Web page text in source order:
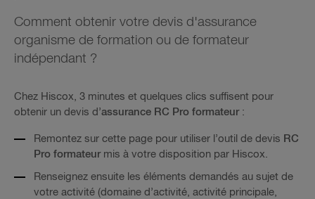
Comment obtenir votre devis d'assurance
organisme de formation ou de formateur
indépendant ?
Chez Hiscox, 3 minutes et quelques clics suffisent pour
obtenir un devis d’assurance RC Pro formateur:
Remontez sur cette page pour utiliser l’outil de devis RC
Pro formateurmis à votre disposition par Hiscox.
Renseignez ensuite les éléments demandés au sujet de
votre activité (domaine d’activité, activité principale,